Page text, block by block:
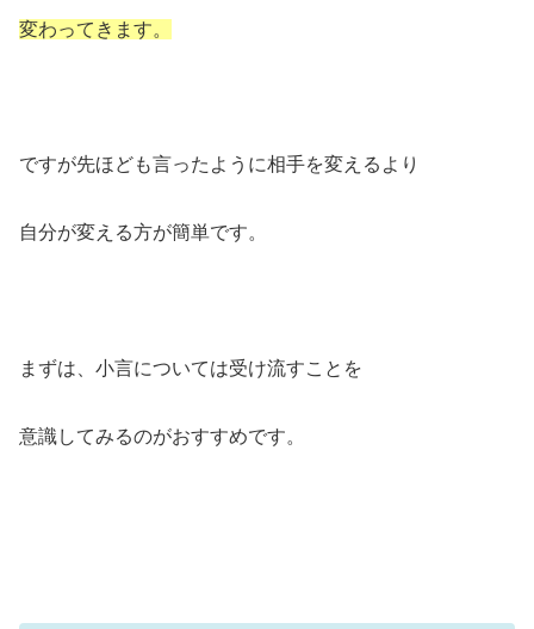
変わってきます。
ですが先ほども言ったように相手を変えるより
自分が変える方が簡単です。
まずは、小言については受け流すことを
意識してみるのがおすすめです。